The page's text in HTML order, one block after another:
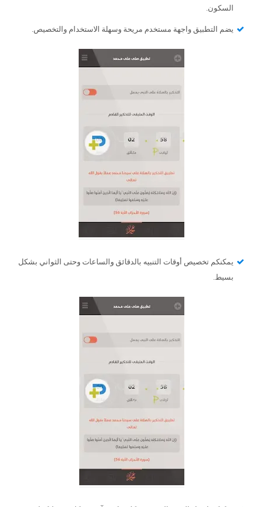
السكون.
يضم التطبيق واجهة مستخدم مريحة وسهلة الاستخدام والتخصيص.
يمكنكم تخصيص أوقات التنبيه بالدقائق والساعات وحتى الثواني بشكل
بسيط.